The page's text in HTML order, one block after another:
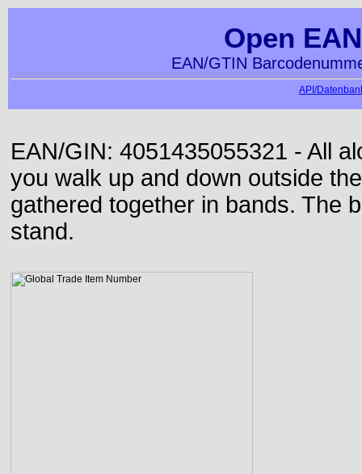
Open
EAN/GTIN
API/
EAN/GIN: 4051435055321 - All
you walk up and down outside
gathered together in bands. The
stand.